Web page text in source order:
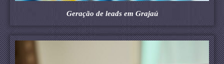
Geração de leads em Grajaú